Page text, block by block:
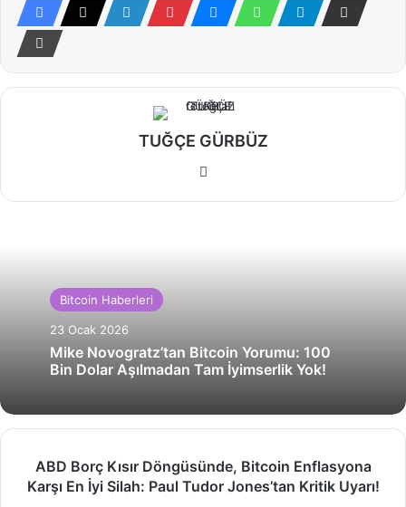
TUĞÇE GÜRBÜZ
Bitcoin Haberleri
23 Ocak 2026
Mike Novogratz’tan Bitcoin Yorumu: 100
Bin Dolar Aşılmadan Tam İyimserlik Yok!
Borç
Kısır
ABD Borç Kısır Döngüsünde, Bitcoin Enflasyona
Karşı En İyi Silah: Paul Tudor Jones’tan Kritik Uyarı!